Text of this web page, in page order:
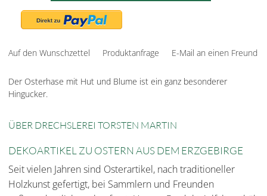
Auf den Wunschzettel Produktanfrage E-Mail an einen Freund
Der Osterhase mit Hut und Blume ist ein ganz besonderer
Hingucker.
ÜBER DRECHSLEREI TORSTEN MARTIN
DEKOARTIKEL ZU OSTERN AUS DEM ERZGEBIRGE
Seit vielen Jahren sind Osterartikel, nach traditioneller
Holzkunst gefertigt, bei Sammlern und Freunden